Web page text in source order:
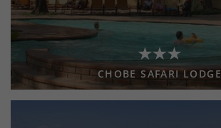
CHOBE SAFARI LODGE